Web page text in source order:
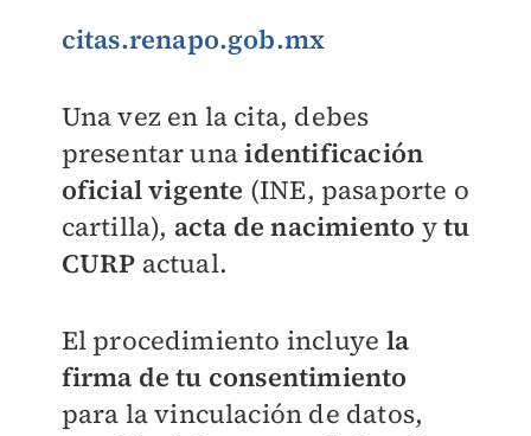
citas.renapo.gob.mx
Una vez en la cita, debes
presentar unaidentificación
oficial vigente (INE, pasaporte o
cartilla), acta de nacimiento ytu
CURP actual.
El procedimiento incluye la
firma de tu consentimiento
para la vinculación de datos,